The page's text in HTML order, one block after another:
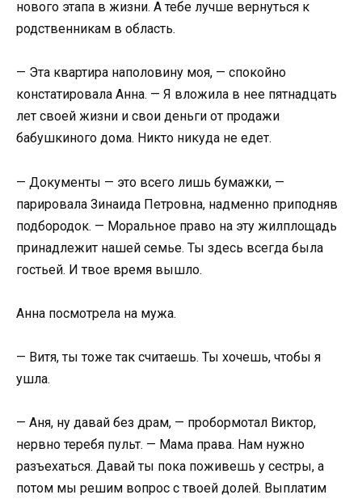
нового этапа в жизни. А тебе лучше вернуться к
родственникам в область.
— Эта квартира наполовину моя, — спокойно
констатировала Анна. — Я вложила в нее пятнадцать
лет своей жизни и свои деньги от продажи
бабушкиного дома. Никто никуда не едет.
— Документы — это всего лишь бумажки, —
парировала Зинаида Петровна, надменно приподняв
подбородок. — Моральное право на эту жилплощадь
принадлежит нашей семье. Ты здесь всегда была
гостьей. И твое время вышло.
Анна посмотрела на мужа.
— Витя, ты тоже так считаешь. Ты хочешь, чтобы я
ушла.
— Аня, ну давай без драм, — пробормотал Виктор,
нервно теребя пульт. — Мама права. Нам нужно
разъехаться. Давай ты пока поживешь у сестры, а
потом мы решим вопрос с твоей долей. Выплатим